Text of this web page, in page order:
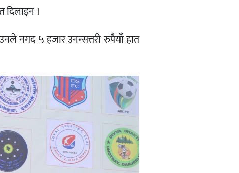
दिलाइन ।
नगद ५ हजार उनन्सत्तरी रुपैयाँ हात